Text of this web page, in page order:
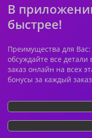
В
быстрее!
Преимущества для
обсуждайте все
заказ онлайн на всех
бонусы за каждый